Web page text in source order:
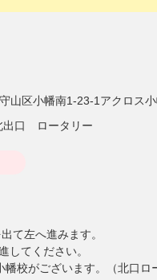
山区小幡南1-23-1アクロス
出口 ロータリー
て左へ進みます。
してください。
幡校がございます。（北口ロ